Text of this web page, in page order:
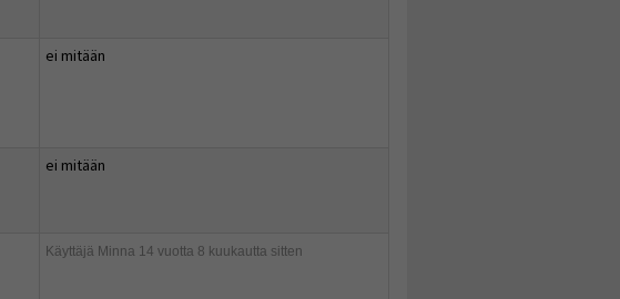
ei mitään
ei mitään
Käyttäjä Minna 14 vuotta 8 kuukautta sitten